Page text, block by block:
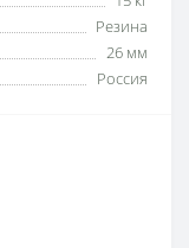
Резина
26 мм
Россия